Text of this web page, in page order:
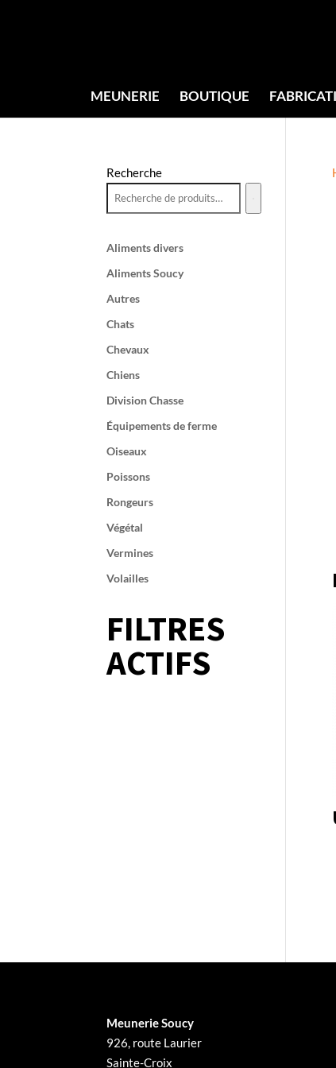
MEUNERIE BOUTIQUE
Recherche
Aliments divers
Aliments Soucy
Autres
Chats
Chevaux
Chiens
Division Chasse
Équipements de ferme
Oiseaux
Poissons
Rongeurs
Végétal
Vermines
Volailles
FILTRES
ACTIFS
Meunerie Soucy
926, route Laurier
Sainte-Croix